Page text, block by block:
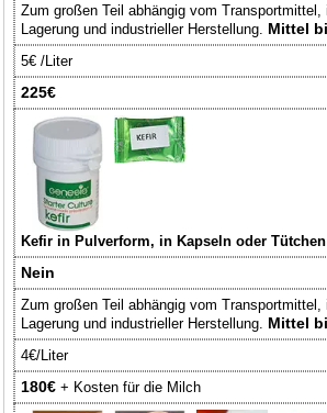
Zum großen Teil abhängig vom Transportmittel,
Lagerung und industrieller Herstellung. Mittel
5€ /Liter
225€
Kefir in Pulverform, in Kapseln oder Tütchen
Nein
Zum großen Teil abhängig vom Transportmittel,
Lagerung und industrieller Herstellung. Mittel
4€/Liter
180€ + Kosten für die Milch